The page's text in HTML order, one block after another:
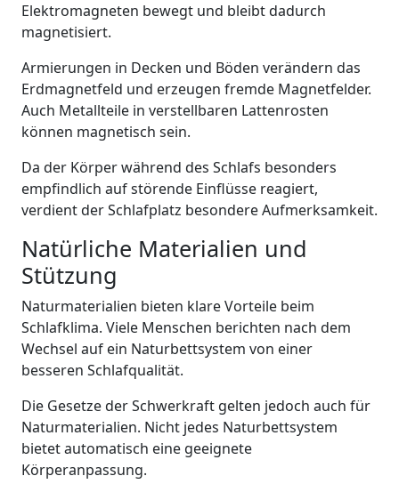
Elektromagneten bewegt und bleibt dadurch
magnetisiert.
Armierungen in Decken und Böden verändern das
Erdmagnetfeld und erzeugen fremde Magnetfelder.
Auch Metallteile in verstellbaren Lattenrosten
können magnetisch sein.
Da der Körper während des Schlafs besonders
empfindlich auf störende Einflüsse reagiert,
verdient der Schlafplatz besondere Aufmerksamkeit.
Natürliche Materialien und
Stützung
Naturmaterialien bieten klare Vorteile beim
Schlafklima. Viele Menschen berichten nach dem
Wechsel auf ein Naturbettsystem von einer
besseren Schlafqualität.
Die Gesetze der Schwerkraft gelten jedoch auch für
Naturmaterialien. Nicht jedes Naturbettsystem
bietet automatisch eine geeignete
Körperanpassung.